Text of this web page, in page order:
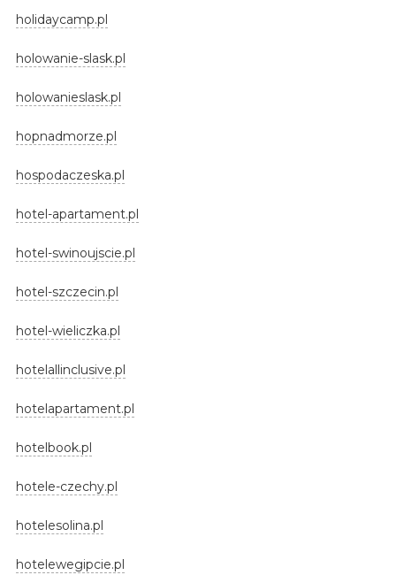
holidaycamp.pl
holowanie-slask.pl
holowanieslask.pl
hopnadmorze.pl
hospodaczeska.pl
hotel-apartament.pl
hotel-swinoujscie.pl
hotel-szczecin.pl
hotel-wieliczka.pl
hotelallinclusive.pl
hotelapartament.pl
hotelbook.pl
hotele-czechy.pl
hotelesolina.pl
hotelewegipcie.pl